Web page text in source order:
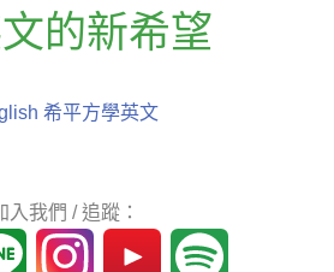
的新希望
希平方學英文
入我們 / 追蹤：